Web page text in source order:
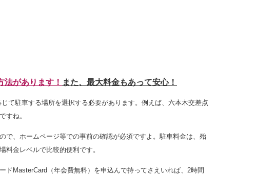
があります！ また、最大料金もあって安心！
て駐車する場所を選択する必要があります。例えば、六本木交差点
すね。
で、ホームページ等での事前の確認が必須ですよ。駐車料金は、殆
料金レベルで比較的便利です。
ドMasterCard（年会費無料）を申込んで持ってさえいれば、2時間